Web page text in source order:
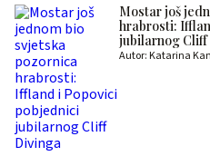
Mostar još
hrabrosti:
jubilarnog Cliff
Autor: Katarina